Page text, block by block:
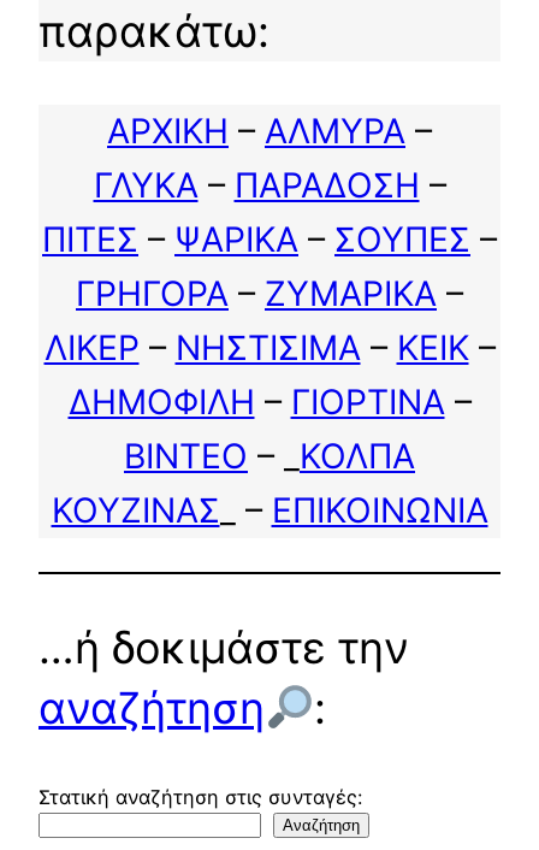
παρακάτω:
ΑΡΧΙΚΗ – ΑΛΜΥΡΑ –
ΓΛΥΚΑ– ΠΑΡΑΔΟΣΗ –
ΠΙΤΕΣ – ΨΑΡΙΚΑ – ΣΟΥΠΕΣ –
ΓΡΗΓΟΡΑ – ΖΥΜΑΡΙΚΑ –
ΛΙΚΕΡ – ΝΗΣΤΙΣΙΜΑ– ΚΕΙΚ–
ΔΗΜΟΦΙΛΗ – ΓΙΟΡΤΙΝΑ–
ΒΙΝΤΕΟ – _ ΚΟΛΠΑ
ΚΟΥΖΙΝΑΣ _ – ΕΠΙΚΟΙΝΩΝΙΑ
…ή δοκιμάστε την
αναζήτηση
:
Στατική αναζήτηση στις συνταγές:
Αναζήτηση